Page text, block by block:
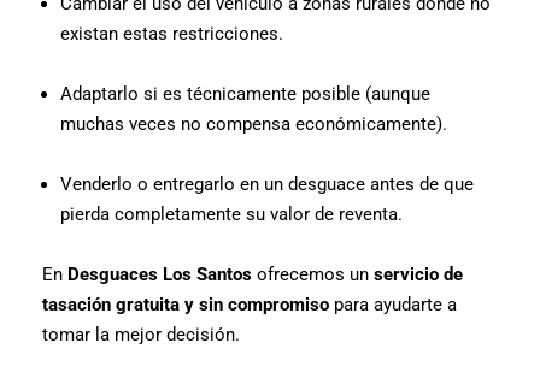
existan estas restricciones.
Adaptarlo si es técnicamente posible (aunque
muchas veces no compensa económicamente).
Venderlo o entregarlo en un desguace antes de que
pierda completamente su valor de reventa.
En Desguaces Los Santos ofrecemos un servicio de
tasación gratuita y sin compromiso para ayudarte a
tomar la mejor decisión.